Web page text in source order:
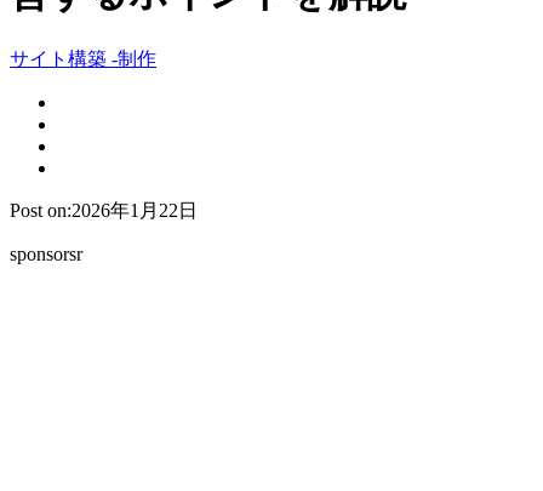
サイト構築 -制作
Post on:2026年1月22日
sponsorsr